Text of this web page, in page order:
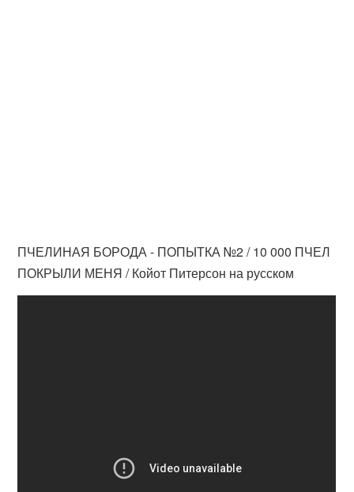
ПЧЕЛИНАЯ БОРОДА - ПОПЫТКА №2 / 10 000 ПЧЕЛ
ПОКРЫЛИ МЕНЯ / Койот Питерсон на русском